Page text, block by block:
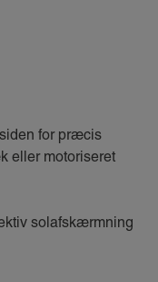
for præcis
eller motoriseret
solafskærmning